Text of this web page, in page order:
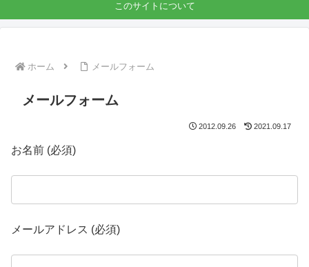
このサイトについて
ホーム メールフォーム
メールフォーム
2012.09.26 2021.09.17
お名前 (必須)
メールアドレス (必須)